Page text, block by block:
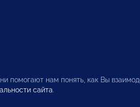
помогают нам понять, как Вы
сайта.